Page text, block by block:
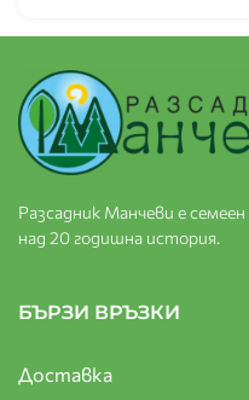
Разсадник Манчеви е семеен
над 20 годишна история.
БЪРЗИ ВРЪЗКИ
Доставка